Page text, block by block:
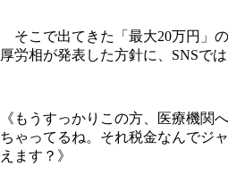
そこで出てきた「最大20万円」
厚労相が発表した方針に、SNSで
《もうすっかりこの方、医療機関
ちゃってるね。それ税金なんでジ
えます？》